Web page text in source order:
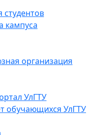
кампуса
организация
УлГТУ
обучающихся УлГТУ